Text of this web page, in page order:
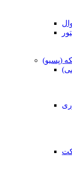
(پسیو)